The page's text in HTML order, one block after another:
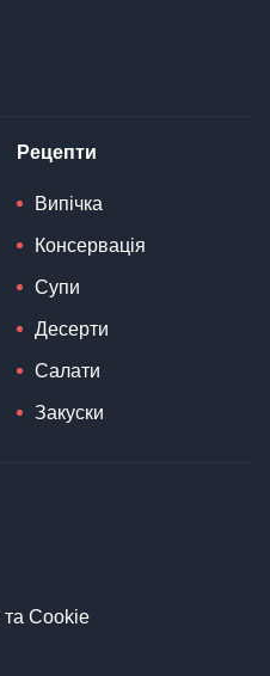
Рецепти
Випічка
Консервація
Супи
Десерти
Салати
Закуски
та Cookie